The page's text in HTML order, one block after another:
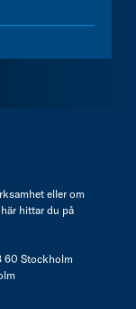
eller om
hittar du på
60 Stockholm